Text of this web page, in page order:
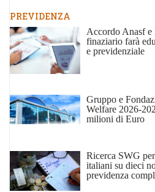
PREVIDENZA
Accordo Anasf e
finaziario farà
e previdenziale
Gruppo e
Welfare 2026-
milioni di Euro
Ricerca SWG
italiani su dieci
previdenza